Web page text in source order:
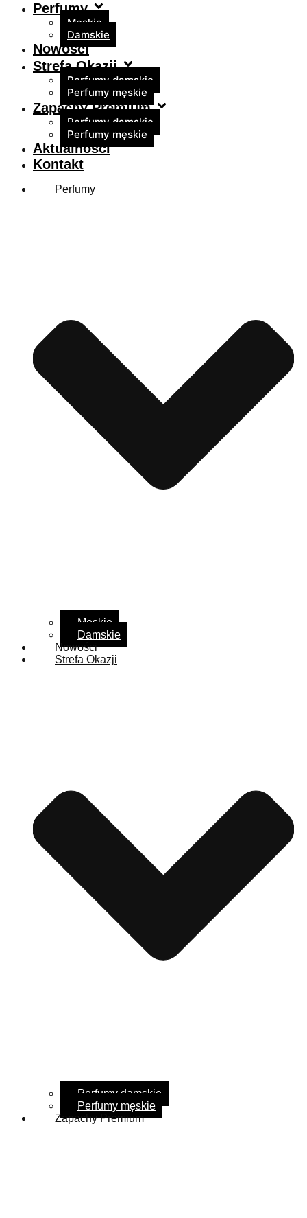
Perfumy
Męskie
Damskie
Nowości
Strefa Okazji
Perfumy damskie
Perfumy męskie
Zapachy Premium
Perfumy damskie
Perfumy męskie
Aktualności
Kontakt
Perfumy
Męskie
Damskie
Nowości
Strefa Okazji
Perfumy damskie
Perfumy męskie
Zapachy Premium